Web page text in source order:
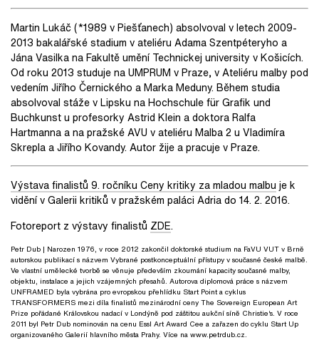
Martin Lukáč (*1989 v Piešťanech) absolvoval v letech 2009-
2013 bakalářské stadium v ateliéru Adama Szentpéteryho a
Jána Vasilka na Fakultě umění Technickej university v Košicích.
Od roku 2013 studuje na UMPRUM v Praze, v Ateliéru malby pod
vedením Jiřího Černického a Marka Meduny. Během studia
absolvoval stáže v Lipsku na Hochschule für Grafik und
Buchkunst u profesorky Astrid Klein a doktora Ralfa
Hartmanna a na pražské AVU v ateliéru Malba 2 u Vladimíra
Skrepla a Jiřího Kovandy. Autor žije a pracuje v Praze.
Výstava finalistů 9. ročníku Ceny kritiky za mladou malbu je k
vidění v Galerii kritiků v pražském paláci Adria do 14. 2. 2016.
Fotoreport z výstavy finalistů ZDE.
Petr Dub | Narozen 1976, v roce 2012 zakončil doktorské studium na FaVU VUT v Brně
autorskou publikací s názvem Vybrané postkonceptuální přístupy v současné české malbě.
Ve vlastní umělecké tvorbě se věnuje především zkoumání kapacity současné malby,
objektu, instalace a jejich vzájemných přesahů. Autorova diplomová práce s názvem
UNFRAMED byla vybrána pro evropskou přehlídku Start Point a cyklus
TRANSFORMERS mezi díla finalistů mezinárodní ceny The Sovereign European Art
Prize pořádané Královskou nadací v Londýně pod záštitou aukční síně Christie‘s. V roce
2011 byl Petr Dub nominován na cenu Essl Art Award Cee a zařazen do cyklu Start Up
organizovaného Galerií hlavního města Prahy. Více na www.petrdub.cz.